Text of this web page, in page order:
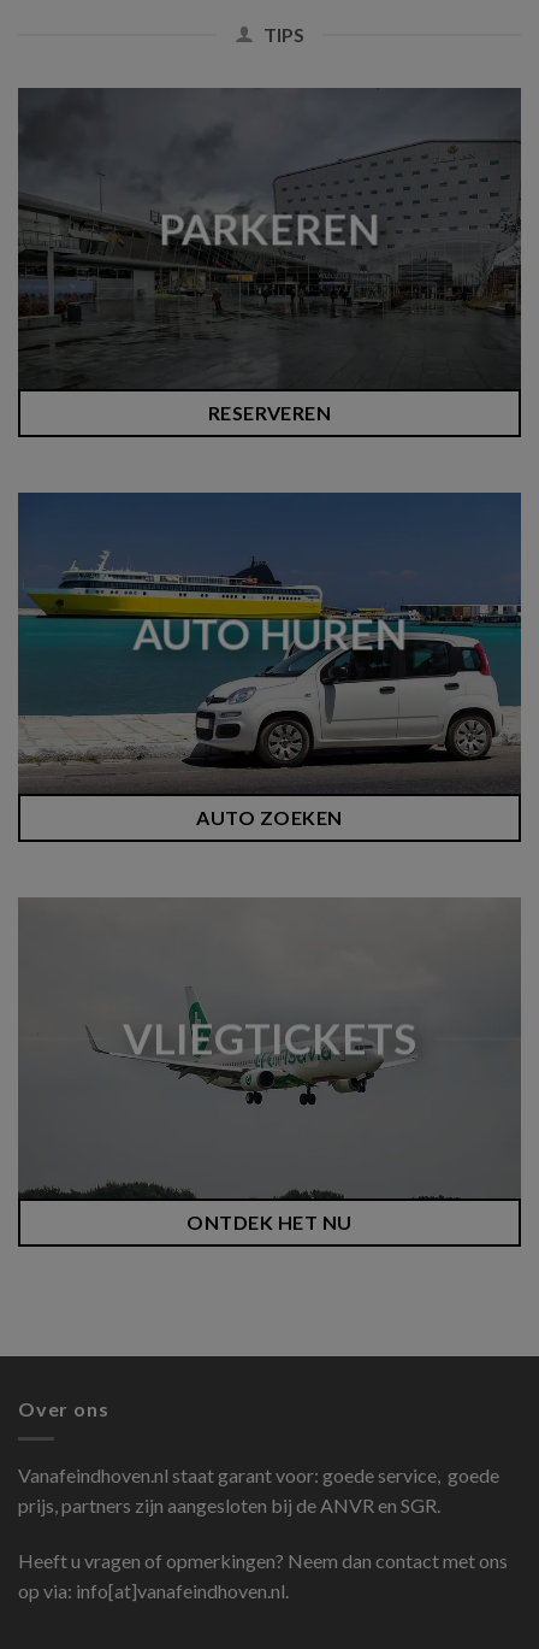
TIPS
PARKEREN
RESERVEREN
AUTO HUREN
AUTO ZOEKEN
VLIEGTICKETS
ONTDEK HET NU
Over ons
Vanafeindhoven.nl staat garant voor: goede service, goede
prijs, partners zijn aangesloten bij de ANVR en SGR.
Heeft u vragen of opmerkingen? Neem dan contact met ons
op via: info[at]vanafeindhoven.nl.